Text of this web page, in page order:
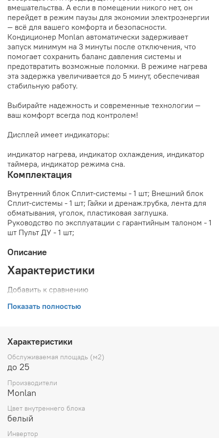
вмешательства. А если в помещении никого нет, он
перейдет в режим паузы для экономии электроэнергии
— всё для вашего комфорта и безопасности.
Кондиционер Monlan автоматически задерживает
запуск минимум на 3 минуты после отключения, что
помогает сохранить баланс давления системы и
предотвратить возможные поломки. В режиме нагрева
эта задержка увеличивается до 5 минут, обеспечивая
стабильную работу.
Выбирайте надежность и современные технологии —
ваш комфорт всегда под контролем!
Дисплей имеет индикаторы:
индикатор нагрева, индикатор охлаждения, индикатор
таймера, индикатор режима сна.
Комплектация
Внутренний блок Сплит-системы - 1 шт; Внешний блок
Сплит-системы - 1 шт; Гайки и дренаж.трубка, лента для
обматывания, уголок, пластиковая заглушка.
Руководство по эксплуатации с гарантийным талоном - 1
шт Пульт ДУ - 1 шт;
Описание
Характеристики
Добавить к сравнению
Вид блока сплит-системы
Фильтры
Воздушный фильтр
Перепад высот внешнего и
внутреннего блоков, м
5
м
10
Показать полностью
Характеристики
Обслуживаемая площадь (м2)
до 25
Производители
Monlan
Цвет внутреннего блока
белый
Инвертор